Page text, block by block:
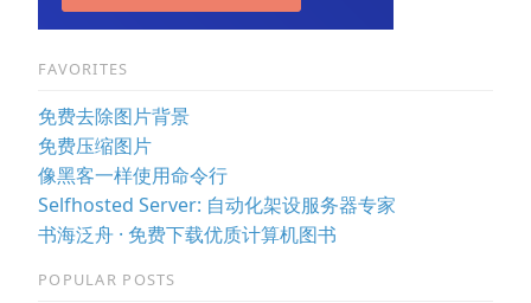
FAVORITES
免费去除图片背景
免费压缩图片
像黑客一样使用命令行
Selfhosted Server: 自动化架设服务器专家
书海泛舟 · 免费下载优质计算机图书
POPULAR POSTS